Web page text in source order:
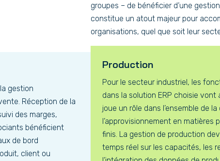
groupes – de bénéficier d’une
constitue un atout majeur pour
organisations, quel que soit leur
gestion
Réception de la
des marges,
bénéficient
de bord
client ou
Production
Pour le secteur industriel, les
dans la solution ERP choisie vont
joue un rôle dans l’ensemble de
l’approvisionnement en matières
finis. La gestion de production
temps réel sur les capacités, les